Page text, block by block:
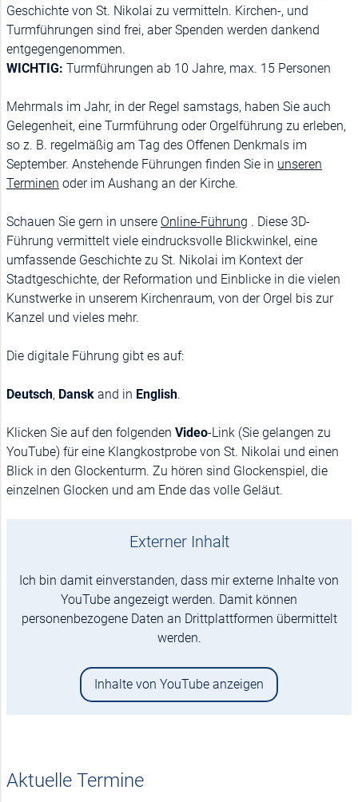
Geschichte von St. Nikolai zu vermitteln. Kirchen-, und
Turmführungen sind frei, aber Spenden werden dankend
entgegengenommen.
WICHTIG: Turmführungen ab 10 Jahre, max. 15 Personen
Mehrmals im Jahr, in der Regel samstags, haben Sie auch
Gelegenheit, eine Turmführung oder Orgelführung zu erleben,
so z. B. regelmäßig am Tag des Offenen Denkmals im
September. Anstehende Führungen finden Sie in unseren
Terminen oder im Aushang an der Kirche.
Schauen Sie gern in unsere Online-Führung . Diese 3D-
Führung vermittelt viele eindrucksvolle Blickwinkel, eine
umfassende Geschichte zu St. Nikolai im Kontext der
Stadtgeschichte, der Reformation und Einblicke in die vielen
Kunstwerke in unserem Kirchenraum, von der Orgel bis zur
Kanzel und vieles mehr.
Die digitale Führung gibt es auf:
Deutsch, Dansk and in English.
Klicken Sie auf den folgenden Video-Link (Sie gelangen zu
YouTube) für eine Klangkostprobe von St. Nikolai und einen
Blick in den Glockenturm. Zu hören sind Glockenspiel, die
einzelnen Glocken und am Ende das volle Geläut.
Externer Inhalt
Ich bin damit einverstanden, dass mir externe Inhalte von
YouTube angezeigt werden. Damit können
personenbezogene Daten an Drittplattformen übermittelt
werden.
Inhalte von YouTube anzeigen
Aktuelle Termine